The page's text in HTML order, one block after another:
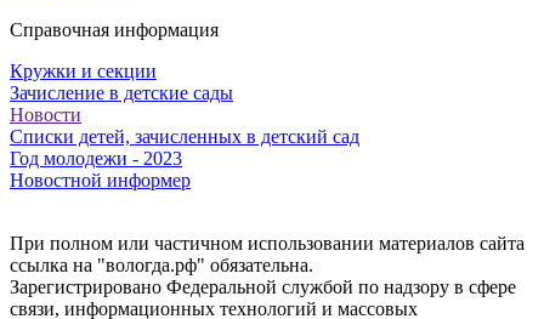
Справочная информация
Кружки и секции
Зачисление в детские сады
Новости
Списки детей, зачисленных в детский сад
Год молодежи - 2023
Новостной информер
При полном или частичном использовании материалов сайта
ссылка на "вологда.рф" обязательна.
Зарегистрировано Федеральной службой по надзору в сфере
связи, информационных технологий и массовых